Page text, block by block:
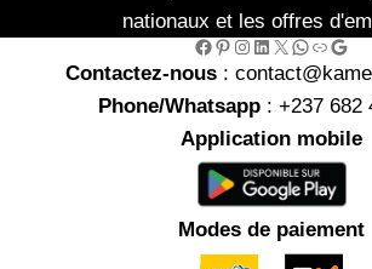
nationaux et les offres
Facebook Pinterest Instagram LinkedIn X WhatsApp Link Google
Contactez-nous :
Phone/Whatsapp: +237 682
Application mobile
Modes de paiement